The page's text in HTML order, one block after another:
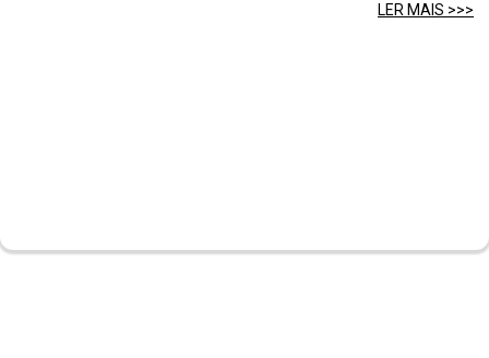
LER MAIS >>>